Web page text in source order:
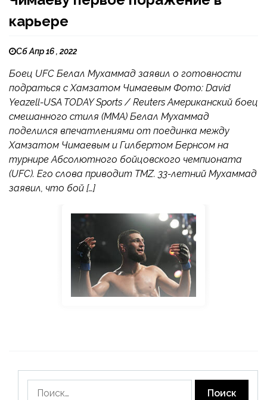
карьере
Сб Апр 16 , 2022
Боец UFC Белал Мухаммад заявил о готовности
подраться с Хамзатом Чимаевым Фото: David
Yeazell-USA TODAY Sports / Reuters Американский боец
смешанного стиля (MMA) Белал Мухаммад
поделился впечатлениями от поединка между
Хамзатом Чимаевым и Гилбертом Бернсом на
турнире Абсолютного бойцовского чемпионата
(UFC). Его слова приводит TMZ. 33-летний Мухаммад
заявил, что бой […]